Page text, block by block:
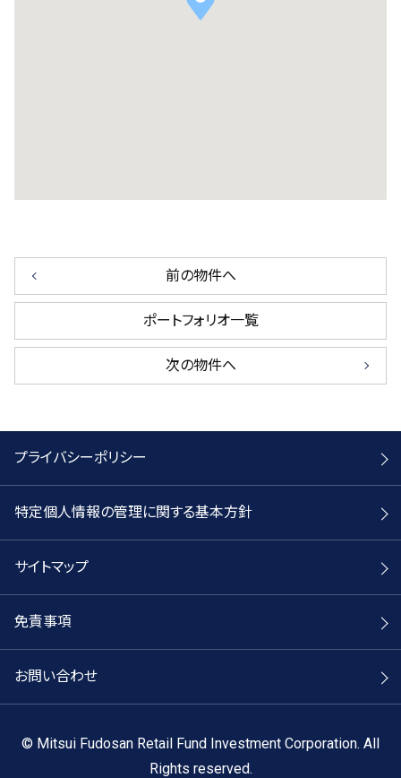
前の物件へ
ポートフォリオ一覧
次の物件へ
プライバシーポリシー
特定個人情報の管理に関する基本方針
サイトマップ
免責事項
お問い合わせ
© Mitsui Fudosan Retail Fund Investment Corporation. All
Rights reserved.